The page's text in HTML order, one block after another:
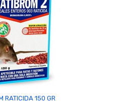

RATICIDA 150 GR